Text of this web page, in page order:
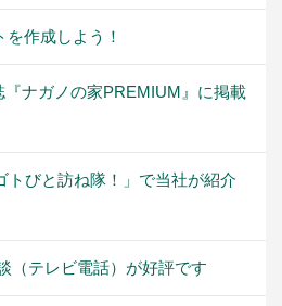
作成しよう！
ナガノの家PREMIUM』に掲載
トびと訪ね隊！」で当社が紹介
（テレビ電話）が好評です